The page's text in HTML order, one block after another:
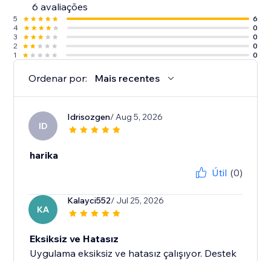
6 avaliações
5
6
4
0
3
0
2
0
1
0
Ordenar por: Mais recentes
ID
Idrisozgen/ Aug 5, 2026
harika
Útil (0)
KA
Kalayci552/ Jul 25, 2026
Eksiksiz ve Hatasız
Uygulama eksiksiz ve hatasız çalışıyor. Destek